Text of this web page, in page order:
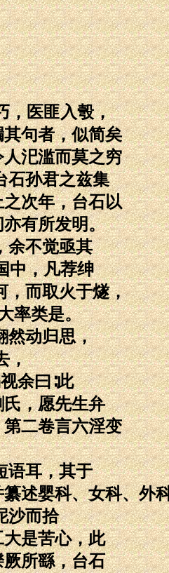
，医匪入彀，
句者，似简矣
汜滥而莫之穷
石孙君之兹集
次年，台石以
有所发明。
余不觉亟其
中，凡荐绅
，而取火于燧，
率类是。
然动归思，
，
余曰∶此
，愿先生弁
二卷言六淫变
语耳，其于
述婴科、女科、外
沙而拾
是苦心，此
所繇，台石